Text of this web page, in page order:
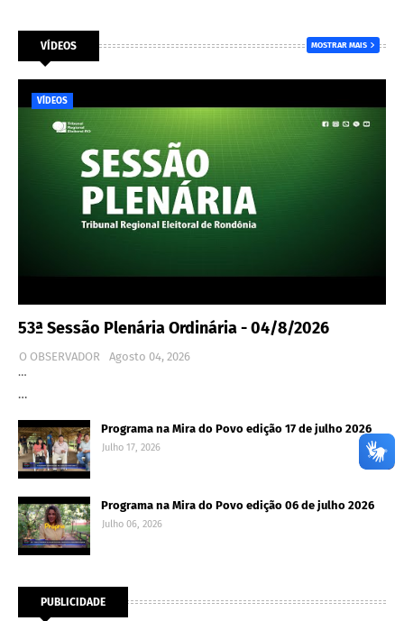
VÍDEOS MOSTRAR MAIS
VÍDEOS
53ª Sessão Plenária Ordinária - 04/8/2026
O OBSERVADOR
Agosto 04, 2026
…
…
Programa na Mira do Povo edição 17 de julho 2026
Julho 17, 2026
Programa na Mira do Povo edição 06 de julho 2026
Julho 06, 2026
PUBLICIDADE